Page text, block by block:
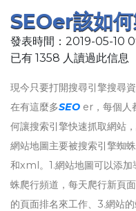
SEOer該如
發表時間：2019-05-10
已有 1358 人讀過此信息
現今只要打開搜尋引擎搜尋
在有這麼多SEO er，每個人
何讓搜索引擎快速抓取網站
網站地圖主要被搜索引擎蜘
和xml。1.網站地圖可以添加
蛛爬行頻道，每天爬行新頁
的頁面排名來工作、3.網站